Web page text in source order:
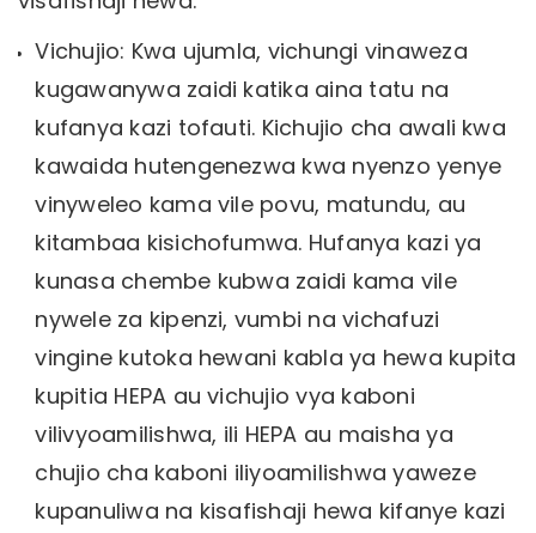
Vichujio: Kwa ujumla, vichungi vinaweza
kugawanywa zaidi katika aina tatu na
kufanya kazi tofauti. Kichujio cha awali kwa
kawaida hutengenezwa kwa nyenzo yenye
vinyweleo kama vile povu, matundu, au
kitambaa kisichofumwa. Hufanya kazi ya
kunasa chembe kubwa zaidi kama vile
nywele za kipenzi, vumbi na vichafuzi
vingine kutoka hewani kabla ya hewa kupita
kupitia HEPA au vichujio vya kaboni
vilivyoamilishwa, ili HEPA au maisha ya
chujio cha kaboni iliyoamilishwa yaweze
kupanuliwa na kisafishaji hewa kifanye kazi